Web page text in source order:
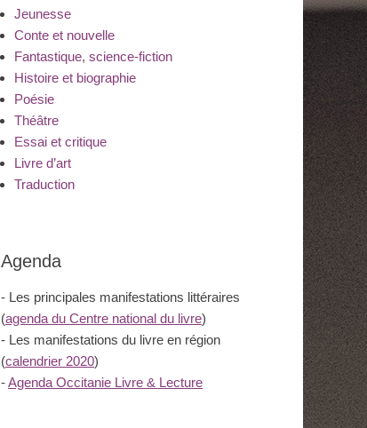
Jeunesse
Conte et nouvelle
Fantastique, science-fiction
Histoire et biographie
Poésie
Théâtre
Essai et critique
Livre d’art
Traduction
Agenda
- Les principales manifestations littéraires
(agenda du Centre national du livre)
- Les manifestations du livre en région
(calendrier 2020)
-Agenda Occitanie Livre & Lecture